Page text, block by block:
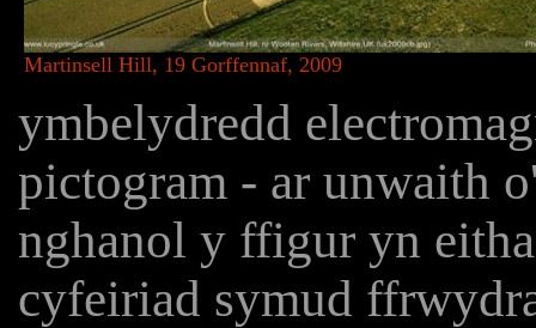
Martinsell Hill, 19 Gorffennaf, 2009
ymbelydredd
pictogram - ar unwaith
nghanol y ffigur yn
cyfeiriad symud